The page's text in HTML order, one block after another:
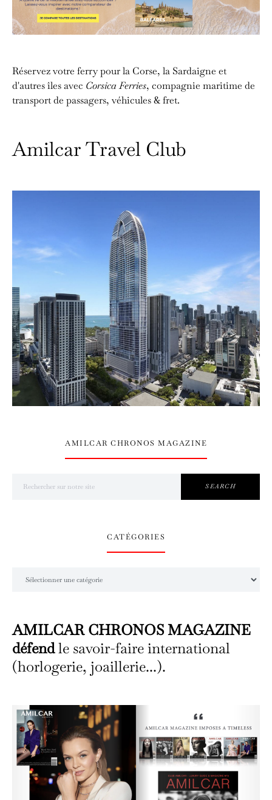
Réservez votre ferry pour la Corse, la Sardaigne et
d'autres îles avec Corsica Ferries, compagnie maritime de
transport de passagers, véhicules & fret.
Amilcar Travel Club
AMILCAR CHRONOS MAGAZINE
SEARCH
CATÉGORIES
AMILCAR CHRONOS MAGAZINE
défendle savoir-faire international
(horlogerie, joaillerie...).